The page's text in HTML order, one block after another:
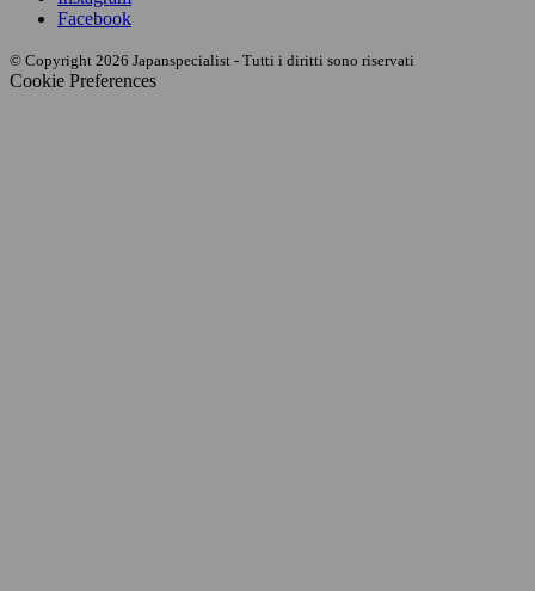
Facebook
© Copyright 2026 Japanspecialist - Tutti i diritti sono riservati
Cookie Preferences